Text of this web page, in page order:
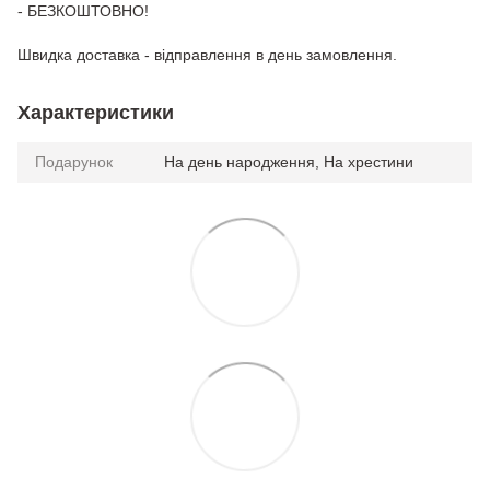
- БЕЗКОШТОВНО!
Швидка доставка - відправлення в день замовлення.
Характеристики
Подарунок На день народження, На хрестини